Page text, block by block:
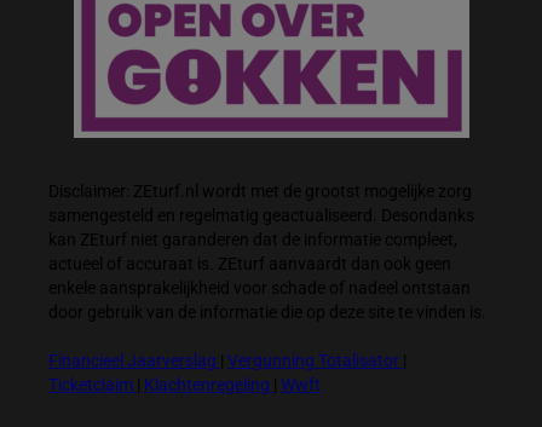
Disclaimer: ZEturf.nl wordt met de grootst mogelijke zorg
samengesteld en regelmatig geactualiseerd. Desondanks
kan ZEturf niet garanderen dat de informatie compleet,
actueel of accuraat is. ZEturf aanvaardt dan ook geen
enkele aansprakelijkheid voor schade of nadeel ontstaan
door gebruik van de informatie die op deze site te vinden is.
Financieel Jaarverslag Vergunning Totalisator
Ticketclaim
Klachtenregeling Wwft